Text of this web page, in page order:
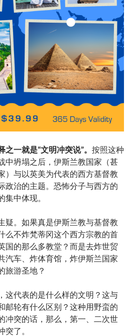
一就是“文明冲突说”。 按照这种
中坍塌之后，伊斯兰教国家（甚
）与以英美为代表的西方基督教
政治的主题。恐怖分子与西方的
中体现。
疑。如果真是伊斯兰教与基督教
么不炸梵蒂冈这个西方宗教的首
国的那么多教堂？而是去炸世贸
汽车、炸体育馆，炸伊斯兰国家
旅游圣地？
这代表的是什么样的文明？这与
邮轮有什么区别？这种用野蛮的
冲突的话，那么，第一、二次世
了。